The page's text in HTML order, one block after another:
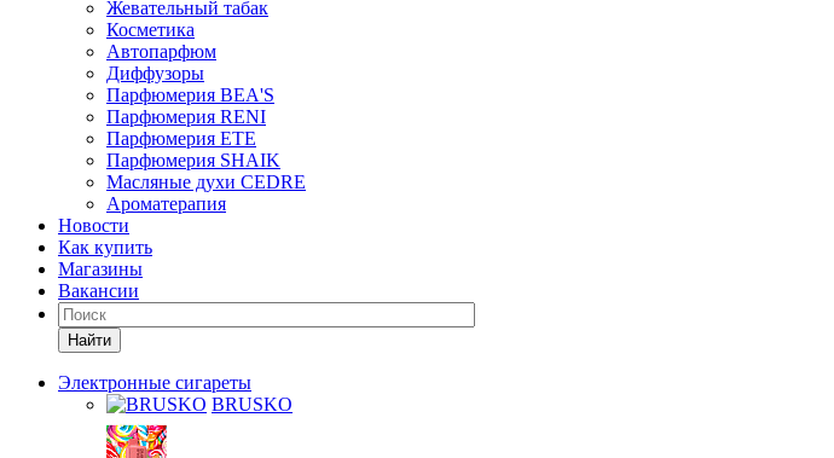
Жевательный табак
Косметика
Автопарфюм
Диффузоры
Парфюмерия BEA'S
Парфюмерия RENI
Парфюмерия ETE
Парфюмерия SHAIK
Масляные духи CEDRE
Ароматерапия
Новости
Как купить
Магазины
Вакансии
Найти
Электронные сигареты
BRUSKO